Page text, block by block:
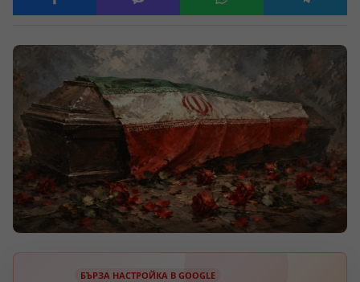
БЪРЗА НАСТРОЙКА В GOOGLE